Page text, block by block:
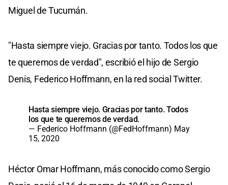
Miguel de Tucumán.
"Hasta siempre viejo. Gracias por tanto. Todos los que
te queremos de verdad", escribió el hijo de Sergio
Denis, Federico Hoffmann, en la red social Twitter.
Hasta siempre viejo. Gracias por tanto. Todos
los que te queremos de verdad.
— Federico Hoffmann (@FedHoffmann) May
15, 2020
Héctor Omar Hoffmann, más conocido como Sergio